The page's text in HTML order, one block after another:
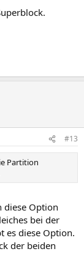
#13
Partition
diese Option
bei der
es diese Option.
der beiden